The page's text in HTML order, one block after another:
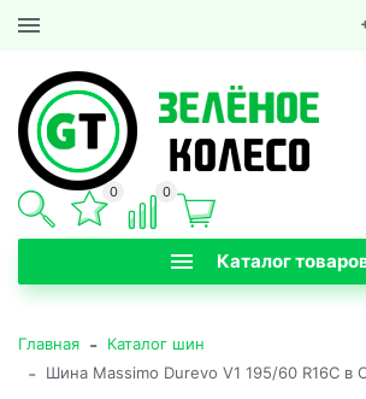
Каталог
0 0
Главная - Каталог шин
- Шина Massimo Durevo V1 195/60 R16C в